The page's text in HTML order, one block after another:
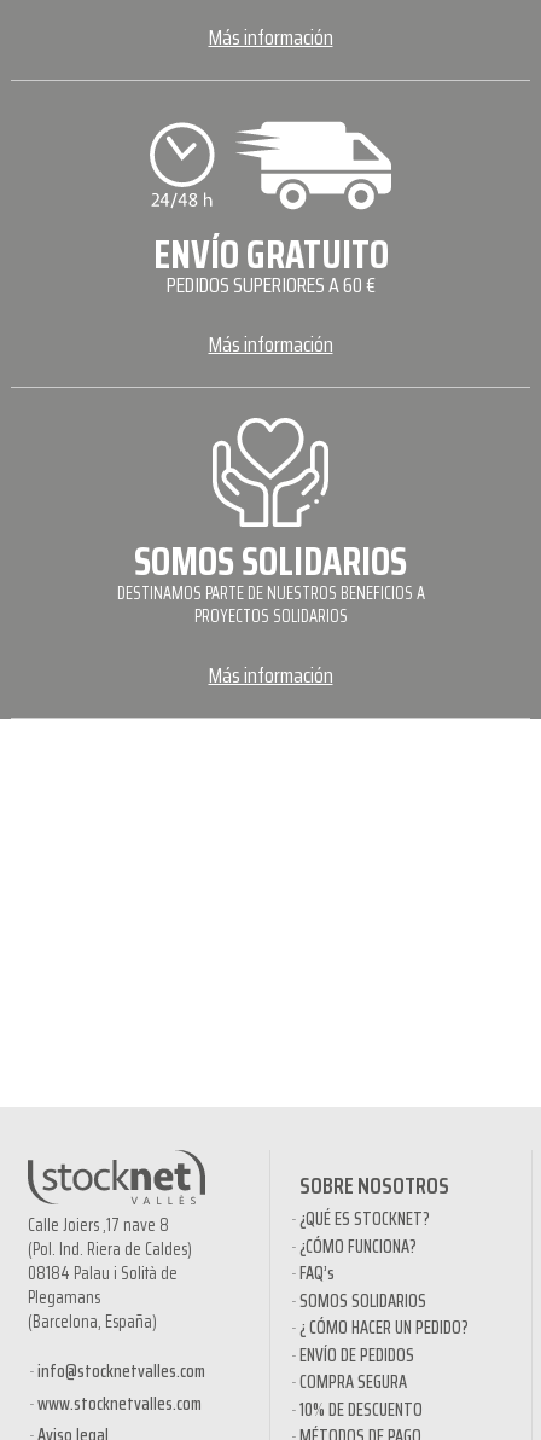
Más información
ENVÍO GRATUITO
PEDIDOS SUPERIORES A 60 €
Más información
SOMOS SOLIDARIOS
DESTINAMOS PARTE DE NUESTROS BENEFICIOS A
PROYECTOS SOLIDARIOS
Más información
Calle Joiers ,17 nave 8
(Pol. Ind. Riera de Caldes)
08184 Palau i Solità de
Plegamans
(Barcelona, España)
info@stocknetvalles.com
www.stocknetvalles.com
SOBRE NOSOTROS
¿QUÉ ES STOCKNET?
¿CÓMO FUNCIONA?
FAQ’s
SOMOS SOLIDARIOS
¿ CÓMO HACER UN PEDIDO?
ENVÍO DE PEDIDOS
COMPRA SEGURA
10% DE DESCUENTO